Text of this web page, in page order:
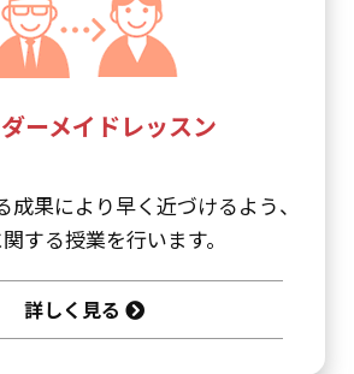
ーメイドレッスン
成果により早く近づけるよう、
する授業を行います。
詳しく見る